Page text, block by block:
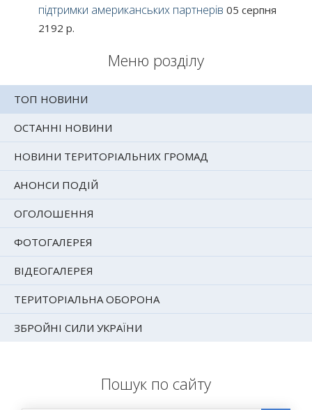
Меню розділу
ТОП НОВИНИ
ОСТАННІ НОВИНИ
НОВИНИ ТЕРИТОРІАЛЬНИХ ГРОМАД
АНОНСИ ПОДІЙ
ОГОЛОШЕННЯ
ФОТОГАЛЕРЕЯ
ВІДЕОГАЛЕРЕЯ
ТЕРИТОРІАЛЬНА ОБОРОНА
ЗБРОЙНІ СИЛИ УКРАЇНИ
Пошук по сайту
підтримки американських партнерів 05 серпня
2192 р.